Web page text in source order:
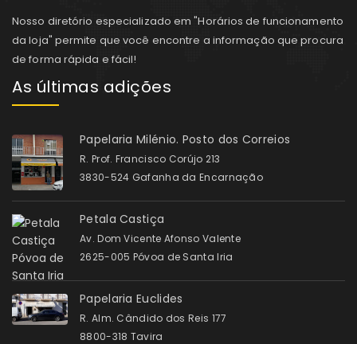
Nosso diretório especializado em "Horários de funcionamento
da loja" permite que você encontre a informação que procura
de forma rápida e fácil!
As últimas adições
Papelaria Milénio. Posto dos Correios
R. Prof. Francisco Corújo 213
3830-524 Gafanha da Encarnação
Petala Castiça
Av. Dom Vicente Afonso Valente
2625-005 Póvoa de Santa Iria
Papelaria Euclides
R. Alm. Cândido dos Reis 177
8800-318 Tavira